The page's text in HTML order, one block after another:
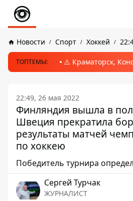
Новости Спорт Хоккей
ТОПТЕМЫ: ⚠️ Краматорск,
22:49, 26 мая 2022
Финляндия вышла в
Швеция прекратила
результаты матчей
по хоккею
Победитель турнира
Сергей Турчак
ЖУРНАЛИСТ